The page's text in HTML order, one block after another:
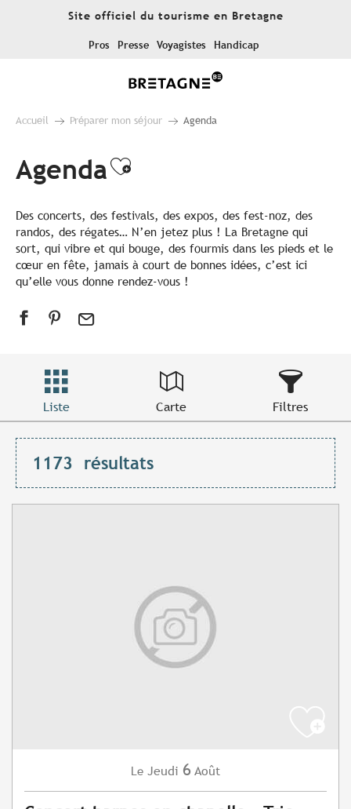
Site officiel du tourisme en Bretagne
Pros Presse Voyagistes Handicap
Accueil Préparer mon séjour Agenda
AgendaAjouter aux favoris
Des concerts, des festivals, des expos, des fest-noz, des
randos, des régates… N’en jetez plus ! La Bretagne qui
sort, qui vibre et qui bouge, des fourmis dans les pieds et le
cœur en fête, jamais à court de bonnes idées, c’est ici
qu’elle vous donne rendez-vous !
Liste Carte Filtres
1173 résultats
Le Jeudi 6 Août